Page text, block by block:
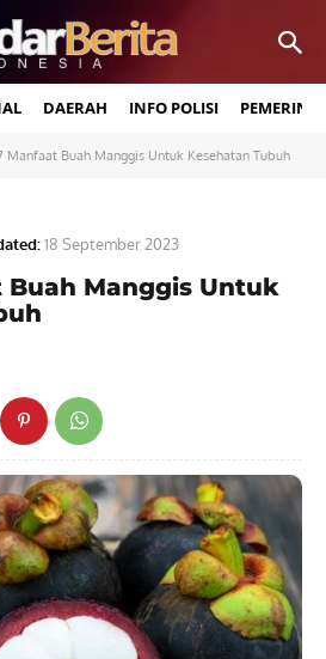
DAERAH INFO POLISI
Manfaat Buah Manggis Untuk Kesehatan Tubuh
18 September 2023
Buah Manggis Untuk